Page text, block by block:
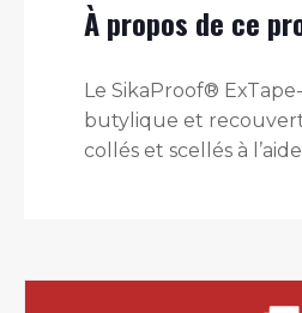
À propos de ce
Le SikaProof®
butylique et
collés et scellés à